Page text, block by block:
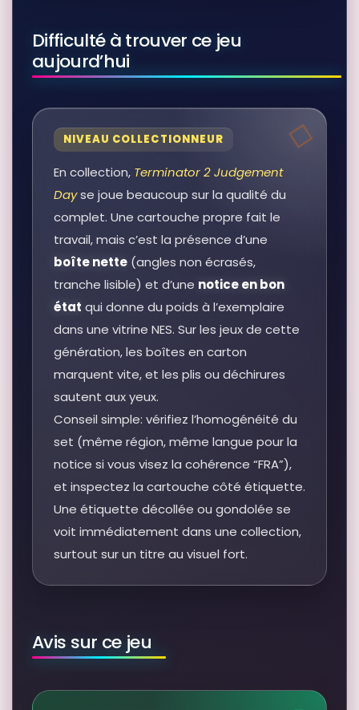
Difficulté à trouver ce jeu
aujourd’hui
NIVEAU COLLECTIONNEUR
En collection, Terminator 2 Judgement
Dayse joue beaucoup sur la qualité du
complet. Une cartouche propre fait le
travail, mais c’est la présence d’une
boîte nette (angles non écrasés,
tranche lisible) et d’une notice en bon
état qui donne du poids à l’exemplaire
dans une vitrine NES. Sur les jeux de cette
génération, les boîtes en carton
marquent vite, et les plis ou déchirures
sautent aux yeux.
Conseil simple: vérifiez l’homogénéité du
set (même région, même langue pour la
notice si vous visez la cohérence “FRA”),
et inspectez la cartouche côté étiquette.
Une étiquette décollée ou gondolée se
voit immédiatement dans une collection,
surtout sur un titre au visuel fort.
Avis sur ce jeu